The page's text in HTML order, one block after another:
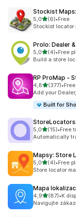
Stockist
5,0z 5 hvězd
(6)
Celkový počet
•Free
Stockist locator
Prolo: Dealer
5,0z 5 hvězd
(4)
Celkový počet
•Free
Build a store
RP ProMap ‑
4,8z 5 hvězd
(377)
Celkový počet
•
Add your
Built for
5,0z 5 hvězd
(15)
Celkový počet
•Free
Automatically
Mapsy: Store
5,0z 5 hvězd
(4)
Celkový počet
•Free
Store locator
Mapa
4,9z 5 hvězd
(87)
Celkový počet
•K
Navigujte